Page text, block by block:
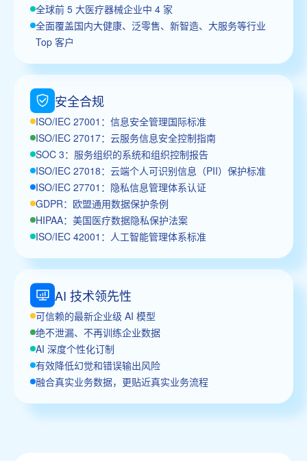
全球前 5 大医疗器械企业中 4 家
全面覆盖国内大健康、泛零售、新智造、大服务等行业
Top 客户
安全合规
ISO/IEC 27001：信息安全管理国际标准
ISO/IEC 27017：云服务信息安全控制指南
SOC 3：服务组织的系统和组织控制报告
ISO/IEC 27018：云端个人可识别信息（PII）保护标准
ISO/IEC 27701：隐私信息管理体系认证
GDPR：欧盟通用数据保护条例
HIPAA：美国医疗数据隐私保护法案
ISO/IEC 42001：人工智能管理体系标准
AI 技术领先性
可信赖的最新企业级 AI 模型
绝不泄漏、不再训练企业数据
AI 深度个性化订制
有效降低幻觉和错误输出风险
融合真实业务数据，更贴近真实业务流程